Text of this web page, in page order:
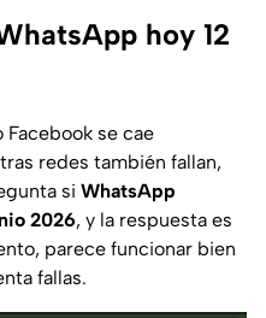
hoy 12
se cae
redes también fallan,
si WhatsApp
2026, y la respuesta es
parece funcionar bien
fallas.